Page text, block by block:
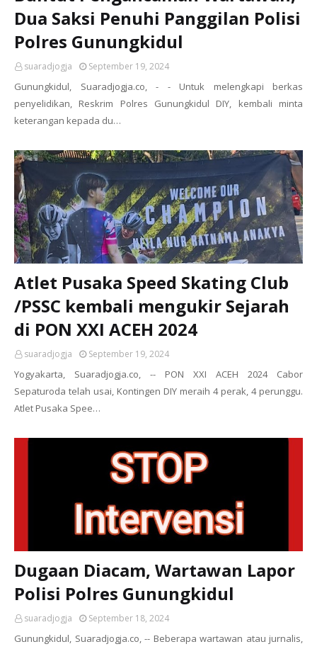
Dua Saksi Penuhi Panggilan Polisi
Polres Gunungkidul
suaradjogja September 19, 2024
Gunungkidul, Suaradjogja.co, - - Untuk melengkapi berkas
penyelidikan, Reskrim Polres Gunungkidul DIY, kembali minta
keterangan kepada du…
Atlet Pusaka Speed Skating Club
/PSSC kembali mengukir Sejarah
di PON XXI ACEH 2024
suaradjogja September 19, 2024
Yogyakarta, Suaradjogja.co, -- PON XXI ACEH 2024 Cabor
Sepaturoda telah usai, Kontingen DIY meraih 4 perak, 4 perunggu.
Atlet Pusaka Spee…
Dugaan Diacam, Wartawan Lapor
Polisi Polres Gunungkidul
suaradjogja September 18, 2024
Gunungkidul, Suaradjogja.co, -- Beberapa wartawan atau jurnalis,